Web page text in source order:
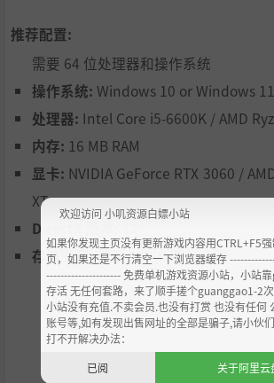
议的东西！
骑乘动物坐骑！
收集并召唤遍布世界各地的动物朋友！骑
方，或使用它们的特殊攻击来对抗格林巴
用野猪波瑞斯攻击敌人，骑上蟾蜍托德进
推荐配置:
需要 64 位处理器和操作系统
操作系统: Windows 10 or Windows
处理器: Intel Core i5-6600K / AMD
内存: 16 MB RAM
显卡: NVIDIA GeForce RTX 3060 /
XT
DirectX 版本:
存储空间:需要 20 GB 可用空间
欢迎访问 小叽资源白嫖小站
如果你发现主页没有更新游戏内容用CTRL+F5
页，如果还是不行清空一下浏览器缓存
--------------------- 免费单机游戏资源小站，小站
存活 无任何套路，来了顺手搓个guanggao1-2
小站没有充值.不卖会员.也没有打赏 也没有任何
账号等,如有发现出售网址的全部是骗子,请小伙
打不开解决办法：
已阅
关于阿里云